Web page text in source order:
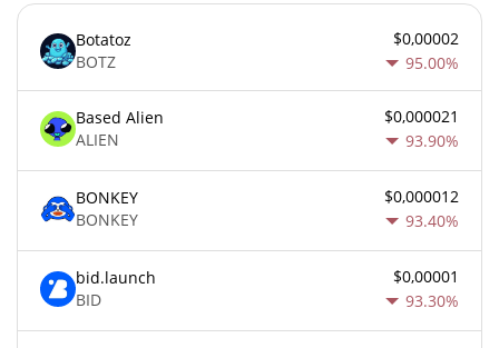
Botatoz
BOTZ
$0,00002
95.00%
Based Alien
ALIEN
$0,000021
93.90%
BONKEY
BONKEY
$0,000012
93.40%
bid.launch
BID
$0,00001
93.30%